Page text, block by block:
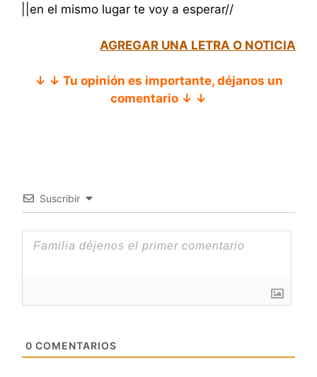
||en el mismo lugar te voy a esperar//
AGREGAR UNA LETRA O NOTICIA
↓ ↓ Tu opinión es importante, déjanos un
comentario ↓ ↓
Suscribir
0 COMENTARIOS